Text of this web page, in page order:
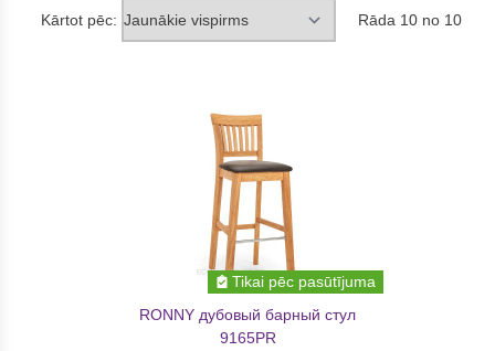
Kārtot pēc: Rāda 10 no 10
Tikai pēc pasūtījuma
RONNY дубовый барный стул
9165PR